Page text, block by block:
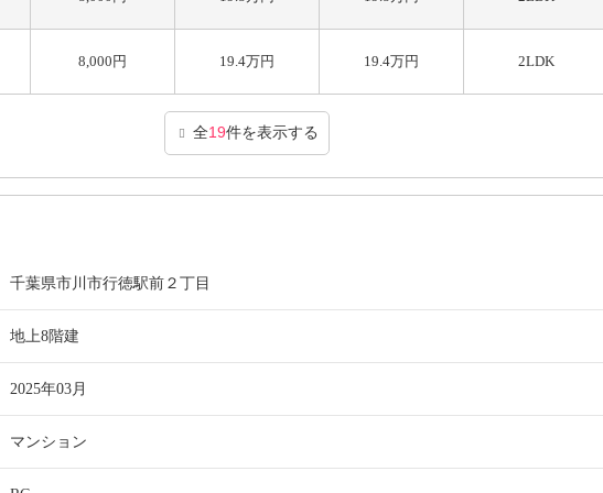
8,000円 19.4万円 19.4万円 2LDK
全19件を表示する
千葉県市川市行徳駅前２丁目
地上8階建
2025年03月
マンション